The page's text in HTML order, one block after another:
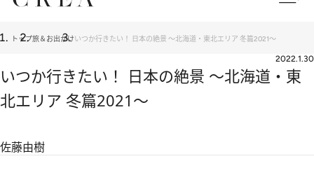
トップ旅＆お出かけいつか行きたい！ 日本の絶景 ～北海道・東北エリア 冬篇2021～
2022.1.30
いつか行きたい！ 日本の絶景 ～北海道・東
北エリア 冬篇2021～
佐藤由樹